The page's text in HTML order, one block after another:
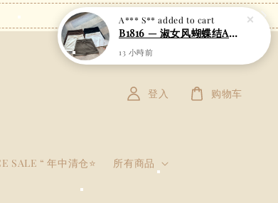
SALE “ 年中清仓⭐ 所有商品
登入 购物车